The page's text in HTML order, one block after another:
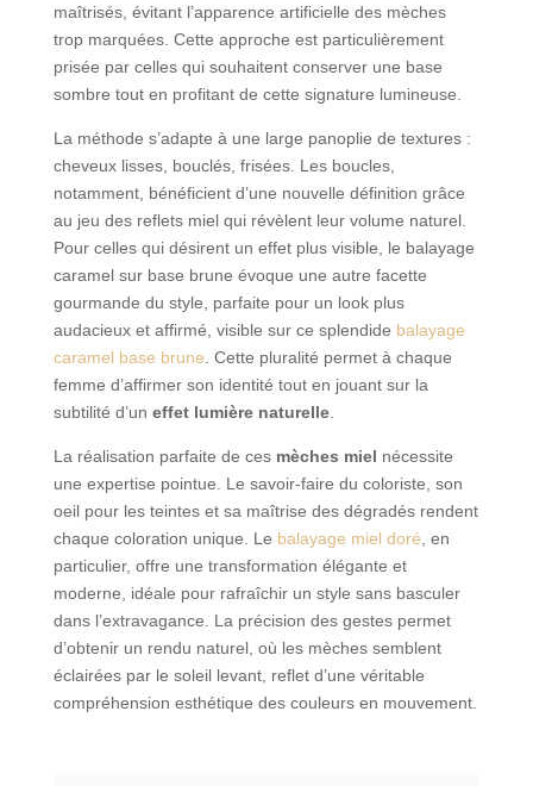
maîtrisés, évitant l’apparence artificielle des mèches
trop marquées. Cette approche est particulièrement
prisée par celles qui souhaitent conserver une base
sombre tout en profitant de cette signature lumineuse.
La méthode s’adapte à une large panoplie de textures :
cheveux lisses, bouclés, frisées. Les boucles,
notamment, bénéficient d’une nouvelle définition grâce
au jeu des reflets miel qui révèlent leur volume naturel.
Pour celles qui désirent un effet plus visible, le balayage
caramel sur base brune évoque une autre facette
gourmande du style, parfaite pour un look plus
audacieux et affirmé, visible sur ce splendide balayage
caramel base brune . Cette pluralité permet à chaque
femme d’affirmer son identité tout en jouant sur la
subtilité d’un effet lumière naturelle.
La réalisation parfaite de ces mèches miel nécessite
une expertise pointue. Le savoir-faire du coloriste, son
oeil pour les teintes et sa maîtrise des dégradés rendent
chaque coloration unique. Le balayage miel doré , en
particulier, offre une transformation élégante et
moderne, idéale pour rafraîchir un style sans basculer
dans l’extravagance. La précision des gestes permet
d’obtenir un rendu naturel, où les mèches semblent
éclairées par le soleil levant, reflet d’une véritable
compréhension esthétique des couleurs en mouvement.